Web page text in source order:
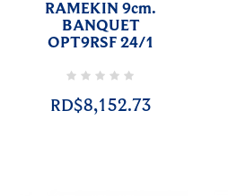
RAMEKIN 9cm.
BANQUET
OPT9RSF 24/1
RD$8,152.73